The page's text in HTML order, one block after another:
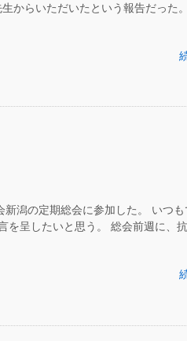
からいただいたという報告だった
潟の定期総会に参加した。 いつも
を呈したいと思う。 総会前週に、